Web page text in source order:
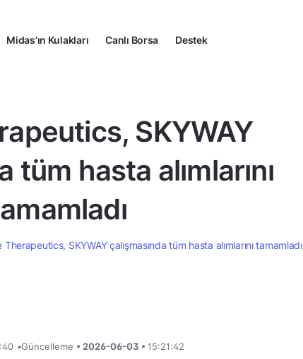
Midas’ın Kulakları Canlı Borsa Destek
SKYWAY
tüm hasta alımlarını
Therapeutics, SKYWAY çalışmasında tüm hasta alımlarını tamamladı
•Güncelleme • 2026-06-03 • 15:21:42